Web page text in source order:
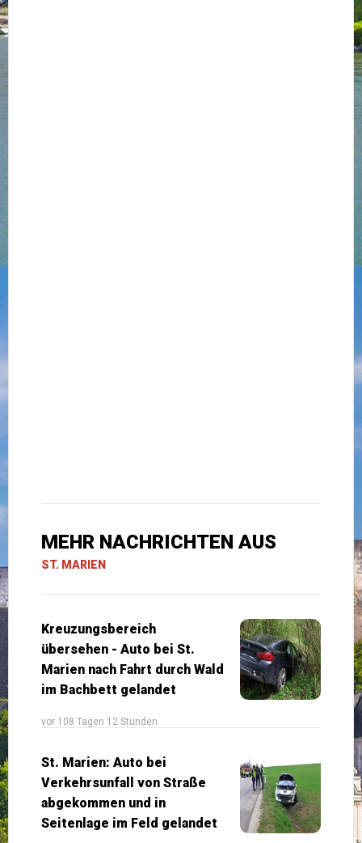
MEHR NACHRICHTEN AUS
ST. MARIEN
Kreuzungsbereich
übersehen - Auto bei St.
Marien nach Fahrt durch Wald
im Bachbett gelandet
vor 108 Tagen 12 Stunden
St. Marien: Auto bei
Verkehrsunfall von Straße
abgekommen und in
Seitenlage im Feld gelandet